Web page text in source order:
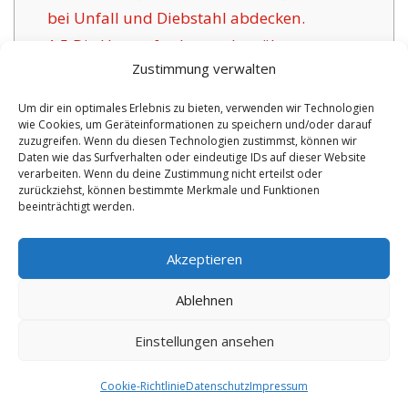
Zustimmung verwalten
Um dir ein optimales Erlebnis zu bieten, verwenden wir Technologien
wie Cookies, um Geräteinformationen zu speichern und/oder darauf
zuzugreifen. Wenn du diesen Technologien zustimmst, können wir
Daten wie das Surfverhalten oder eindeutige IDs auf dieser Website
verarbeiten. Wenn du deine Zustimmung nicht erteilst oder
zurückziehst, können bestimmte Merkmale und Funktionen
beeinträchtigt werden.
Akzeptieren
Ablehnen
Einstellungen ansehen
Cookie-RichtlinieDatenschutzImpressum
bei Unfall und Diebstahl abdecken.
1.5 Die Herausforderung bewährter
Versicherer für Bernex:
1.6
Die Vorteile unsere Versicherung in
Bernex:
1.6.1Aktualisierte Policen sowie
Versicherungszertifikat:
No tags for this post.
Copyright 2026 by digi-versicherung.de - Versicherung in der Nähe |
8.8.2026